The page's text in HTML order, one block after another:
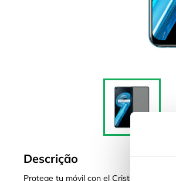
Descrição
Protege tu móvil con el Cristal